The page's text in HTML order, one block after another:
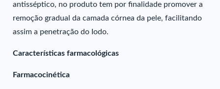
antisséptico, no produto tem por finalidade promover a
remoção gradual da camada córnea da pele, facilitando
assim a penetração do Iodo.
Características farmacológicas
Farmacocinética